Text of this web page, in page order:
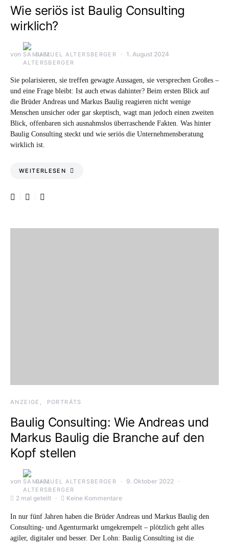
Wie seriös ist Baulig Consulting
wirklich?
von SAMUEL ALTERSBERGER 1. August 2024
Sie polarisieren, sie treffen gewagte Aussagen, sie versprechen Großes –
und eine Frage bleibt: Ist auch etwas dahinter? Beim ersten Blick auf
die Brüder Andreas und Markus Baulig reagieren nicht wenige
Menschen unsicher oder gar skeptisch, wagt man jedoch einen zweiten
Blick, offenbaren sich ausnahmslos überraschende Fakten. Was hinter
Baulig Consulting steckt und wie seriös die Unternehmensberatung
wirklich ist.
WEITERLESEN
ANZEIGE PORTRÄTS
Baulig Consulting: Wie Andreas und
Markus Baulig die Branche auf den
Kopf stellen
von SAMUEL ALTERSBERGER 9. Oktober 2022
2 mal geteilt Keine Kommentare
In nur fünf Jahren haben die Brüder Andreas und Markus Baulig den
Consulting- und Agenturmarkt umgekrempelt – plötzlich geht alles
agiler, digitaler und besser. Der Lohn: Baulig Consulting ist die